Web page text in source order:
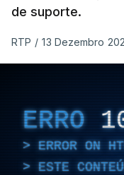
de suporte.
RTP / 13 Dezembro
ERRO
ERROR ON
ESTE